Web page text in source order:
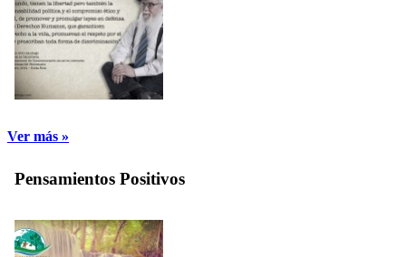
Ver más »
Pensamientos Positivos